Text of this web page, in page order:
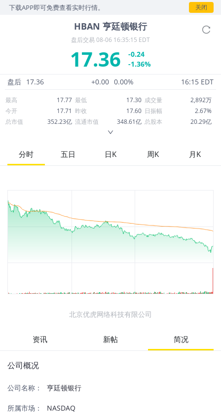
载APP即可免费查看实时行情。 关闭
HBAN 亨廷顿银行
盘后交易 08-06 16:35:15 EDT
17.36
-0.24
-1.36%
盘后 17.36 +0.00 0.00% 16:15 EDT
最高 17.77 最低 17.30 成交量
2,892万
今开
17.71 昨收 17.60 日振幅
2.67%
总市值
352.23亿 流通市值 348.61亿 总股本
20.29亿
52周最高
19.46 市盈率
13.54
股息
分时 五日 日K 周K 月K
北京优虎网络科技有限公司
资讯 新帖 简况
公司概况
公司名称： 亨廷顿银行
所属市场： NASDAQ